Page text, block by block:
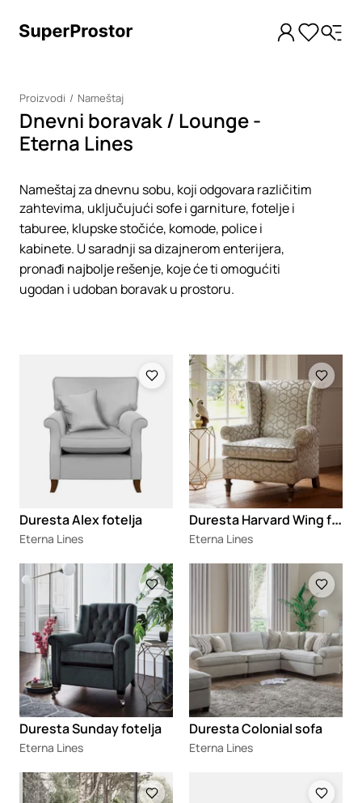
Proizvodi Nameštaj
Dnevni boravak / Lounge -
Eterna Lines
Nameštaj za dnevnu sobu, koji odgovara različitim
zahtevima, uključujući sofe i garniture, fotelje i
taburee, klupske stočiće, komode, police i
kabinete. U saradnji sa dizajnerom enterijera,
pronađi najbolje rešenje, koje će ti omogućiti
ugodan i udoban boravak u prostoru.
Duresta Alex fotelja
Eterna Lines
Loading
D
uresta Harvard Wing fotelja
Eterna Lines
Loading
Duresta Sunday fotelja
Eterna Lines
Duresta Colonial sofa
Eterna Lines
Loading